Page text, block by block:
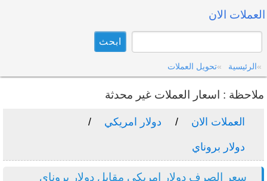
العملات الان
الرئيسية تحويل العملات
ملاحظة : اسعار العملات غير محدثة
العملات الان دولار امريكي
دولار بروناي
سعر الصرف دولار امريكي مقابل دولار بروناي